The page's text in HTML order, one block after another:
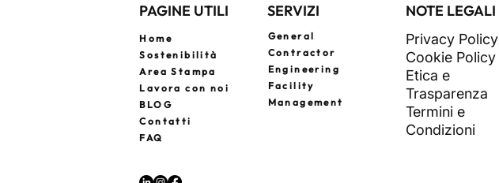
PAGINE UTILI
Home
Sostenibilità
Area Stampa
Lavora con noi
BLOG
Contatti
FAQ
SERVIZI
General
Contractor
Engineering
Facility
Management
NOTE LEGALI
Privacy Policy
Cookie Policy
Etica e
Trasparenza
Termini e
Condizioni